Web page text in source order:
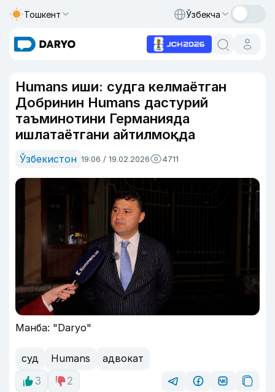
Тошкент Ўзбекча
Humans иши: судга келмаётган
Добринин Humans дастурий
таъминотини Германияда
ишлатаётгани айтилмоқда
Ўзбекистон 19:06 / 19.02.2026 4711
Манба: "Daryo"
суд Humans
адвокат
3
2